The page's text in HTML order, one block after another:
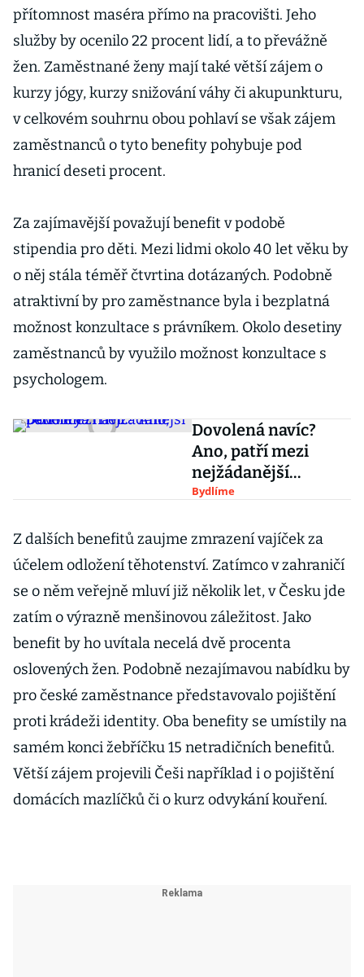
přítomnost maséra přímo na pracovišti. Jeho
služby by ocenilo 22 procent lidí, a to převážně
žen. Zaměstnané ženy mají také větší zájem o
kurzy jógy, kurzy snižování váhy či akupunkturu,
v celkovém souhrnu obou pohlaví se však zájem
zaměstnanců o tyto benefity pohybuje pod
hranicí deseti procent.
Za zajímavější považují benefit v podobě
stipendia pro děti. Mezi lidmi okolo 40 let věku by
o něj stála téměř čtvrtina dotázaných. Podobně
atraktivní by pro zaměstnance byla i bezplatná
možnost konzultace s právníkem. Okolo desetiny
zaměstnanců by využilo možnost konzultace s
psychologem.
Dovolená navíc?
Ano, patří mezi
nejžádanější
benefity
Bydlíme
Z dalších benefitů zaujme zmrazení vajíček za
účelem odložení těhotenství. Zatímco v zahraničí
se o něm veřejně mluví již několik let, v Česku jde
zatím o výrazně menšinovou záležitost. Jako
benefit by ho uvítala necelá dvě procenta
oslovených žen. Podobně nezajímavou nabídku by
pro české zaměstnance představovalo pojištění
proti krádeži identity. Oba benefity se umístily na
samém konci žebříčku 15 netradičních benefitů.
Větší zájem projevili Češi například i o pojištění
domácích mazlíčků či o kurz odvykání kouření.